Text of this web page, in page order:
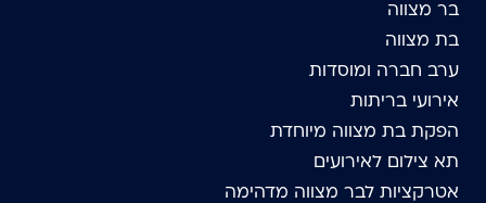
בר מצווה
בת מצווה
ערב חברה ומוסדות
אירועי בריתות
הפקת בת מצווה מיוחדת
תא צילום לאירועים
אטרקציות לבר מצווה מדהימה